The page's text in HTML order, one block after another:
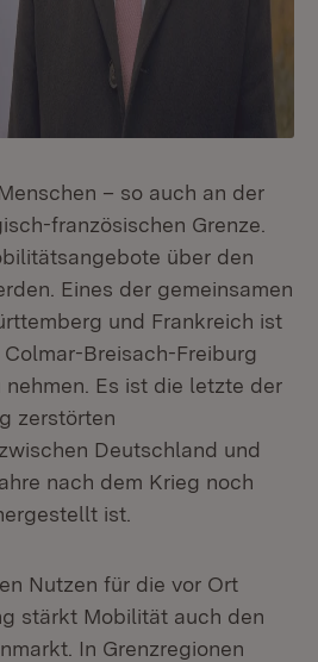
– so auch an der
französischen Grenze.
über den
Eines der gemeinsamen
und Frankreich ist
Breisach-Freiburg
Es ist die letzte der
zerstörten
Deutschland und
nach dem Krieg noch
ist.
Nutzen für die vor Ort
stärkt Mobilität auch den
In Grenzregionen